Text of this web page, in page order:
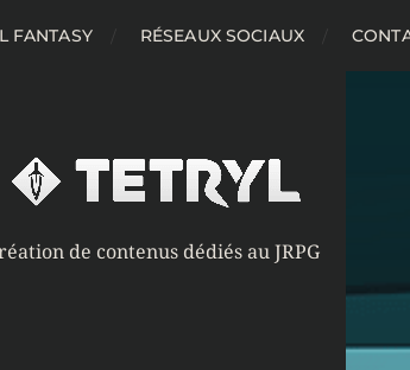
FANTASY RÉSEAUX SOCIAUX
de contenus dédiés au JRPG